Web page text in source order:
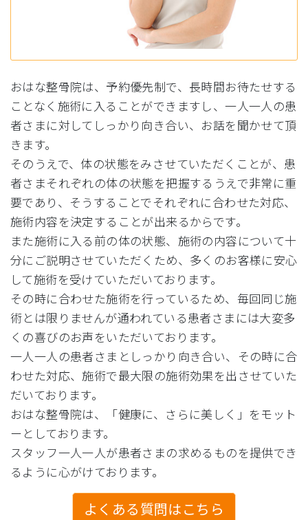
おはな整骨院は、予約優先制で、長時間お待たせする
ことなく施術に入ることができますし、一人一人の患
者さまに対してしっかり向き合い、お話を聞かせて頂
きます。
そのうえで、体の状態をみさせていただくことが、患
者さまそれぞれの体の状態を把握するうえで非常に重
要であり、そうすることでそれぞれに合わせた対応、
施術内容を決定することが出来るからです。
また施術に入る前の体の状態、施術の内容について十
分にご説明させていただくため、多くのお客様に安心
して施術を受けていただいております。
その時に合わせた施術を行っているため、毎回同じ施
術とは限りませんが通われている患者さまには大変多
くの喜びのお声をいただいております。
一人一人の患者さまとしっかり向き合い、その時に合
わせた対応、施術で最大限の施術効果を出させていた
だいております。
おはな整骨院は、「健康に、さらに美しく」をモット
ーとしております。
スタッフ一人一人が患者さまの求めるものを提供でき
るように心がけております。
よくある質問はこちら